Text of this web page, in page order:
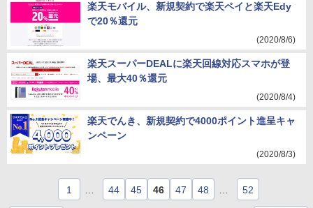
楽天モバイル、新規契約で楽天ペイと楽天Edy
で20％還元
(2020/8/6)
楽天スーパーDEALに楽天回線対応スマホが登
場、最大40％還元
(2020/8/4)
楽天でんき、新規契約で4000ポイント進呈キャ
ンペーン
(2020/8/3)
1 44 45 46 47 48 52